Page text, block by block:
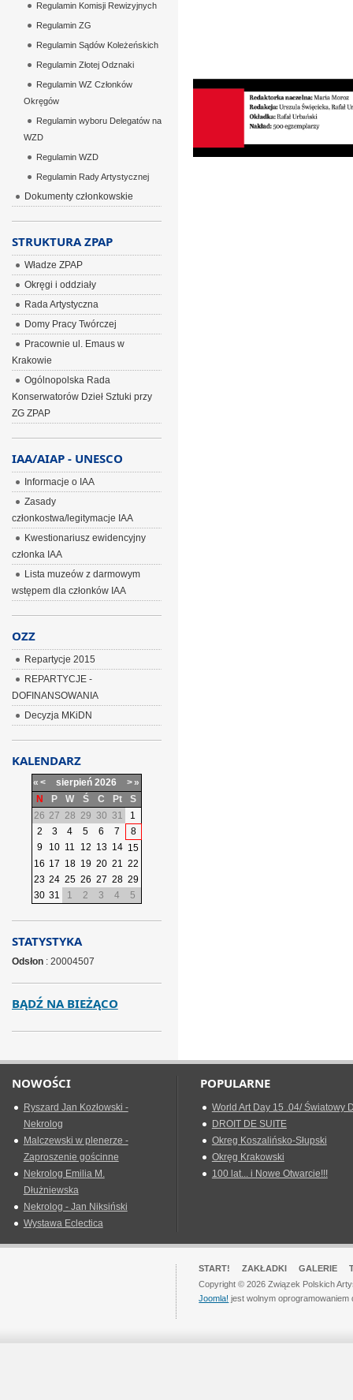
Regulamin Komisji Rewizyjnych
Regulamin ZG
Regulamin Sądów Koleżeńskich
Regulamin Złotej Odznaki
Regulamin WZ Członków
Okręgów
Regulamin wyboru Delegatów na
WZD
Regulamin WZD
Regulamin Rady Artystycznej
Dokumenty członkowskie
STRUKTURA ZPAP
Władze ZPAP
Okręgi i oddziały
Rada Artystyczna
Domy Pracy Twórczej
Pracownie ul. Emaus w
Krakowie
Ogólnopolska Rada
Konserwatorów Dzieł Sztuki przy
ZG ZPAP
IAA/AIAP - UNESCO
Informacje o IAA
Zasady
członkostwa/legitymacje IAA
Kwestionariusz ewidencyjny
członka IAA
Lista muzeów z darmowym
wstępem dla członków IAA
OZZ
Repartycje 2015
REPARTYCJE -
DOFINANSOWANIA
Decyzja MKiDN
KALENDARZ
« < sierpień 2026 >»
N
P W Ś C Pt
S
26 27 28 29 30 31
1
2
3 4 5 6 7
8
9
10 11 12 13 14 15
16 17 18 19 20 21 22
23 24 25 26 27 28 29
30 31 1 2 3 4 5
STATYSTYKA
Odsłon: 20004507
BĄDŹ NA BIEŻĄCO
NOWOŚCI
Ryszard Jan Kozłowski -
Nekrolog
Malczewski w plenerze -
Zaproszenie gościnne
Nekrolog Emilia M.
Dłużniewska
Nekrolog - Jan Niksiński
Wystawa Eclectica
POPULARNE
World Art Day 15 .04/ Światowy
DROIT DE SUITE
Okreg Koszalińsko-Słupski
Okręg Krakowski
100 lat... i Nowe Otwarcie!!!
START! ZAKŁADKI GALERIE
Copyright © 2026 Związek Polskich
Joomla! jest wolnym